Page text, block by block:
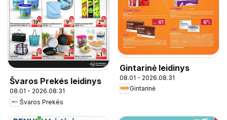
Švaros Prekés leidinys
08.01 - 2026.08.31
Švaros Prekés
Gintarinė leidinys
08.01 - 2026.08.31
Gintarinė